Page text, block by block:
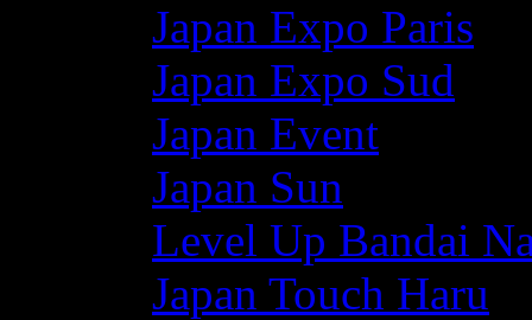
Japan Expo Paris
Japan Expo Sud
Japan Event
Japan Sun
Level Up Bandai
Japan Touch Haru